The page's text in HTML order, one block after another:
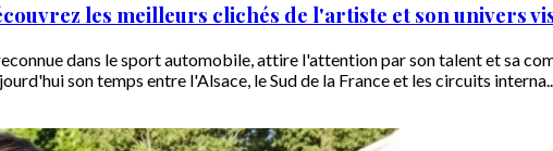
les meilleurs clichés de l'artiste et son univers
dans le sport automobile, attire l'attention par son talent et sa
son temps entre l'Alsace, le Sud de la France et les circuits interna...